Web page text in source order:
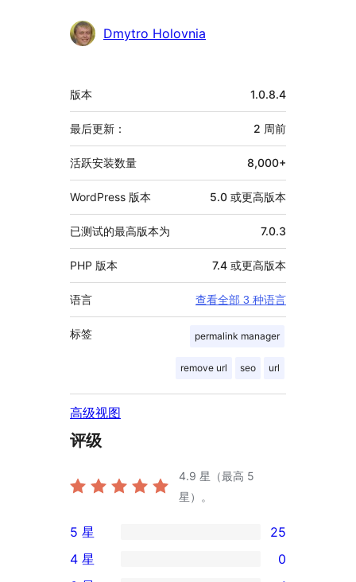
者
Dmytro Holovnia
额
外
信
息
版本 1.0.8.4
最后更新： 2 周前
活跃安装数量 8,000+
WordPress 版本 5.0 或更高版本
已测试的最高版本为 7.0.3
PHP 版本 7.4 或更高版本
语言 查看全部 3 种语言
标签 permalink manager
remove url seo url
高级视图
评级
4.9 星（最高 5
星）。
25
条
5 星 25
4 星 0